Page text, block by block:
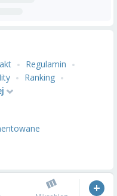
Regulamin
Ranking